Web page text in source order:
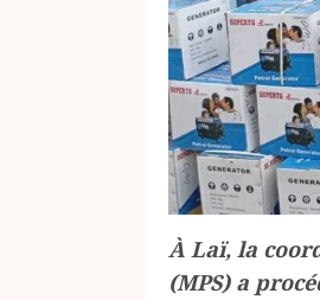
À Laï, la
(MPS) a